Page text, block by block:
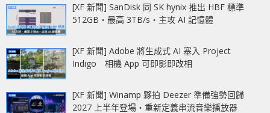
[XF 新聞] SanDisk 同 SK hynix 推出 HBF 標準
512GB‧最高 3TB/s‧主攻 AI 記憶體
[XF 新聞] Adobe 將生成式 AI 塞入 Project
Indigo 相機 App 可即影即改相
[XF 新聞] Winamp 夥拍 Deezer 準備強勢回歸
2027 上半年登場‧重新定義串流音樂播放器